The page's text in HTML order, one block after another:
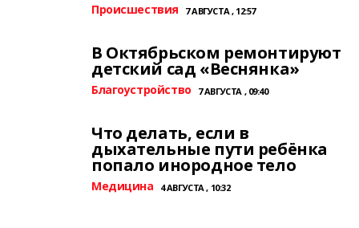
Происшествия 7 АВГУСТА , 12:57
В Октябрьском ремонтируют
детский сад «Веснянка»
Благоустройство 7 АВГУСТА , 09:40
Что делать, если в
дыхательные пути ребёнка
попало инородное тело
Медицина 4 АВГУСТА , 10:32